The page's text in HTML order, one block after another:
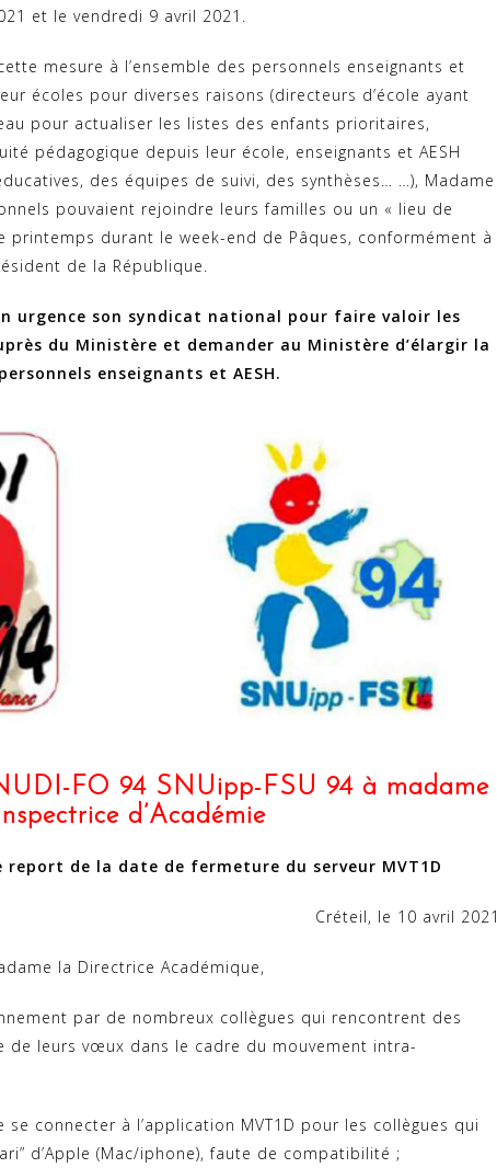
et le vendredi 9 avril 2021.
mesure à l’ensemble des personnels enseignants et
écoles pour diverses raisons (directeurs d’école ayant
pour actualiser les listes des enfants prioritaires,
pédagogique depuis leur école, enseignants et AESH
des équipes de suivi, des synthèses… …), Madame
pouvaient rejoindre leurs familles ou un « lieu de
printemps durant le week-end de Pâques, conformément à
de la République.
urgence son syndicat national pour faire valoir les
du Ministère et demander au Ministère d’élargir la
enseignants et AESH.
FO 94 SNUipp-FSU 94 à madame
d’Académie
report de la date de fermeture du serveur MVT1D
Créteil, le 10 avril 2021
la Directrice Académique,
par de nombreux collègues qui rencontrent des
de leurs vœux dans le cadre du mouvement intra-
connecter à l’application MVT1D pour les collègues qui
d’Apple (Mac/iphone), faute de compatibilité ;